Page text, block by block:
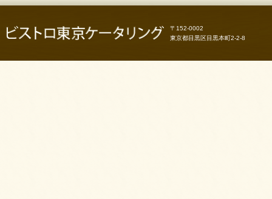
ピンチョスプレートをご注文いただきまし
た。
〒152-0002
東京都目黒区目黒本町2-2-8